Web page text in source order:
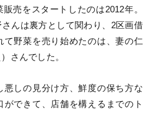
売をスタートしたのは2012年。
んは裏方として関わり、2区画借
て野菜を売り始めたのは、妻の仁
さんでした。
悪しの見分け方、鮮度の保ち方な
ができて、店舗を構えるまでのト